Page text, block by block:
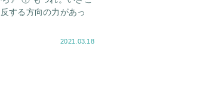
する方向の力があっ
2021.03.18